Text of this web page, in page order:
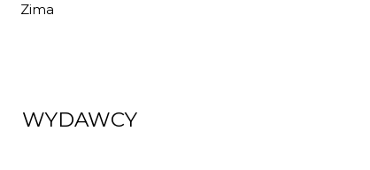
Zima
WYDAWCY